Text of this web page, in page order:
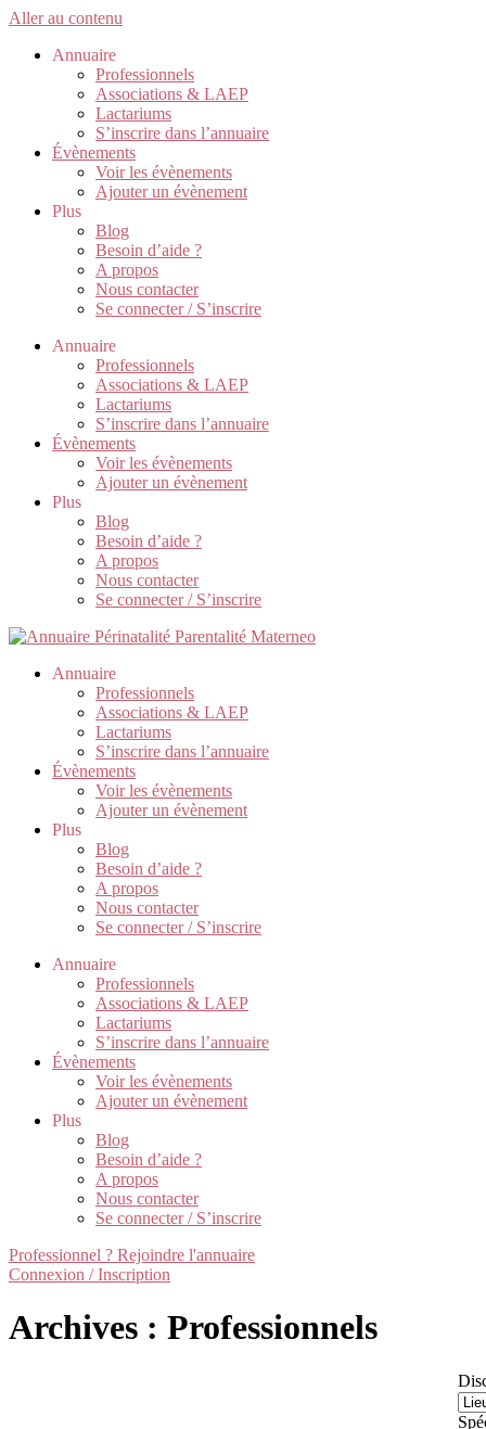
Aller au contenu
Annuaire
Professionnels
Associations & LAEP
Lactariums
S’inscrire dans l’annuaire
Évènements
Voir les évènements
Ajouter un évènement
Plus
Blog
Besoin d’aide ?
A propos
Nous contacter
Se connecter / S’inscrire
Annuaire
Professionnels
Associations & LAEP
Lactariums
S’inscrire dans l’annuaire
Évènements
Voir les évènements
Ajouter un évènement
Plus
Blog
Besoin d’aide ?
A propos
Nous contacter
Se connecter / S’inscrire
Annuaire
Professionnels
Associations & LAEP
Lactariums
S’inscrire dans l’annuaire
Évènements
Voir les évènements
Ajouter un évènement
Plus
Blog
Besoin d’aide ?
A propos
Nous contacter
Se connecter / S’inscrire
Annuaire
Professionnels
Associations & LAEP
Lactariums
S’inscrire dans l’annuaire
Évènements
Voir les évènements
Ajouter un évènement
Plus
Blog
Besoin d’aide ?
A propos
Nous contacter
Se connecter / S’inscrire
Professionnel ? Rejoindre l'annuaire
Connexion / Inscription
Archives : Professionnels